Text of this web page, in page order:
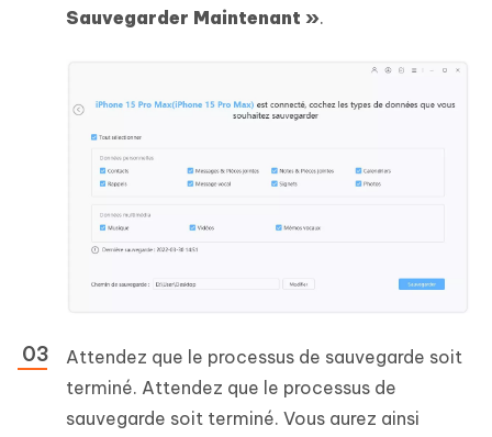
Sauvegarder Maintenant ».
Attendez que le processus de sauvegarde soit
terminé. Attendez que le processus de
sauvegarde soit terminé. Vous aurez ainsi